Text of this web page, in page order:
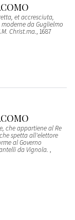
et accresciuta,
da Guglielmo
Christ.ma., 1687
che appartiene al Re
spetta all'elettore
al Governo
da Vignola. ,